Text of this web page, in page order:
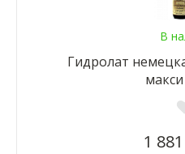
В
Гидролат
1